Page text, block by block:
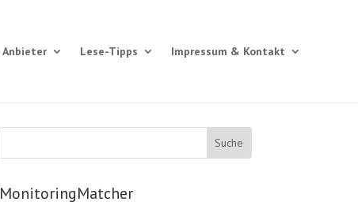
Anbieter Lese-Tipps Impressum & Kontakt
MonitoringMatcher